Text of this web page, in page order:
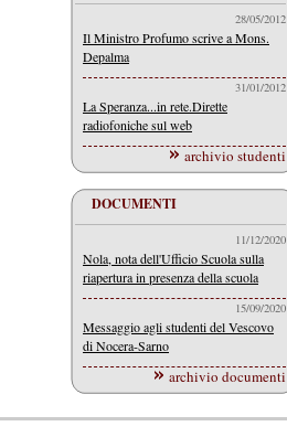
28/05/2012
Il Ministro Profumo scrive a Mons.
Depalma
31/01/2012
La Speranza...in rete.Dirette
radiofoniche sul web
archivio studenti
DOCUMENTI
11/12/2020
Nola, nota dell'Ufficio Scuola sulla
riapertura in presenza della scuola
15/09/2020
Messaggio agli studenti del Vescovo
di Nocera-Sarno
archivio documenti